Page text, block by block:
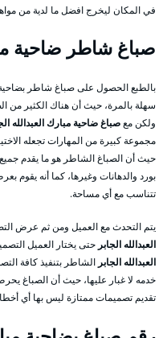
في المكان ليخرج افضل ما لدية من
صباغ شاطر ضاحية
بالطبع الحصول على صباغ شاطر بضاحية
سهلة بالمرة، حيث أن هناك الكثير من
ولكن معصباغ ضاحية مبارك العبدالله
مجموعة كبيرة من المهارات تجعله
حيث أن الصباغ الشاطر هو ما يقدم
بورد والدهانات وغيرها، كما أنه
تتناسب مع أي مساحة.
يتم التحدث مع العميل ومن ثم عرض
العبدالله الجابر حتى يختار العميل
العبدالله الجابر الشاطر بتنفيذ كافة
خدمه لا غبار عليها، حيث أن الصباغ
تقديم تصميمات ممتازة ليس بها أي